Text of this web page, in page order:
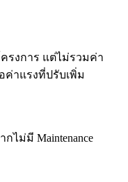
รงการ แต่ไม่รวมค่า
ค่าแรงที่ปรับเพิ่ม
ไม่มี Maintenance